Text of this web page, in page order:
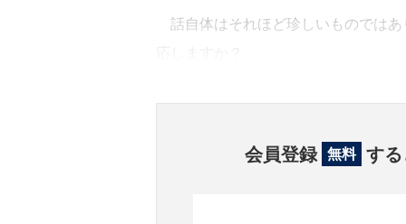
話自体はそれほど珍しいものでは
会員登録 無料 す